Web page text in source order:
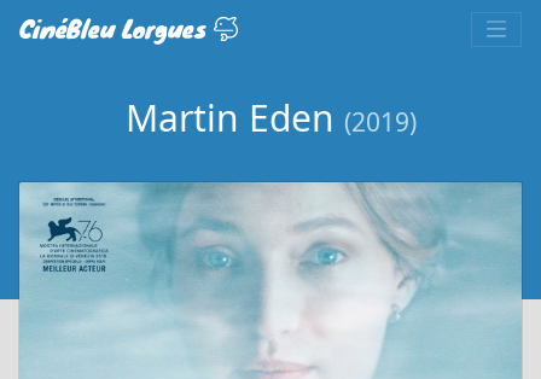
CinéBleu Lorgues
Martin Eden (2019)